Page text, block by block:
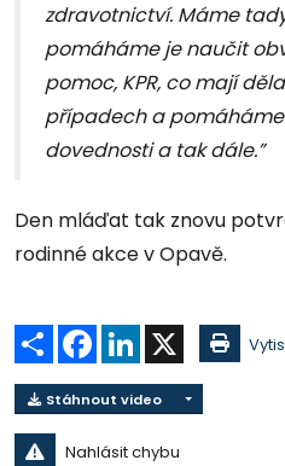
zdravotnictví. Máme
pomáháme je naučit
pomoc, KPR, co mají
případech a
dovednosti a tak dále.”
Den mláďat tak znovu
rodinné akce v Opavě.
Sdílet Facebook
LinkedIn
Stáhnout video
Nahlásit chybu